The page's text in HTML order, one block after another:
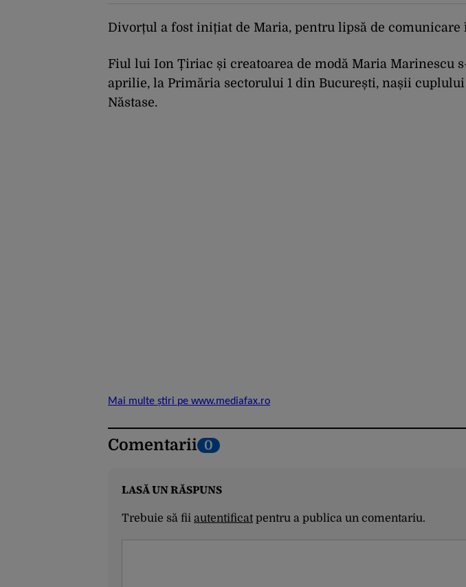
39 de ani
Divorțul a fost inițiat de Maria, pentru lipsă de comunicare
Fiul lui Ion Țiriac și creatoarea de modă Maria Marinescu
aprilie, la Primăria sectorului 1 din București, nașii
Năstase.
Mai multe știri pe www.mediafax.ro
Comentarii 0
LASĂ UN RĂSPUNS
Trebuie să fii autentificatpentru a publica un comentariu.